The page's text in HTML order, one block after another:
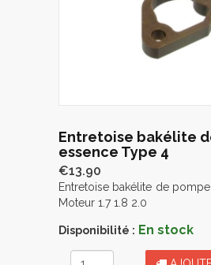
Entretoise bakélite
essence Type 4
€13.90
Entretoise bakélite de
Moteur 1.7 1.8 2.0
Disponibilité : En stock